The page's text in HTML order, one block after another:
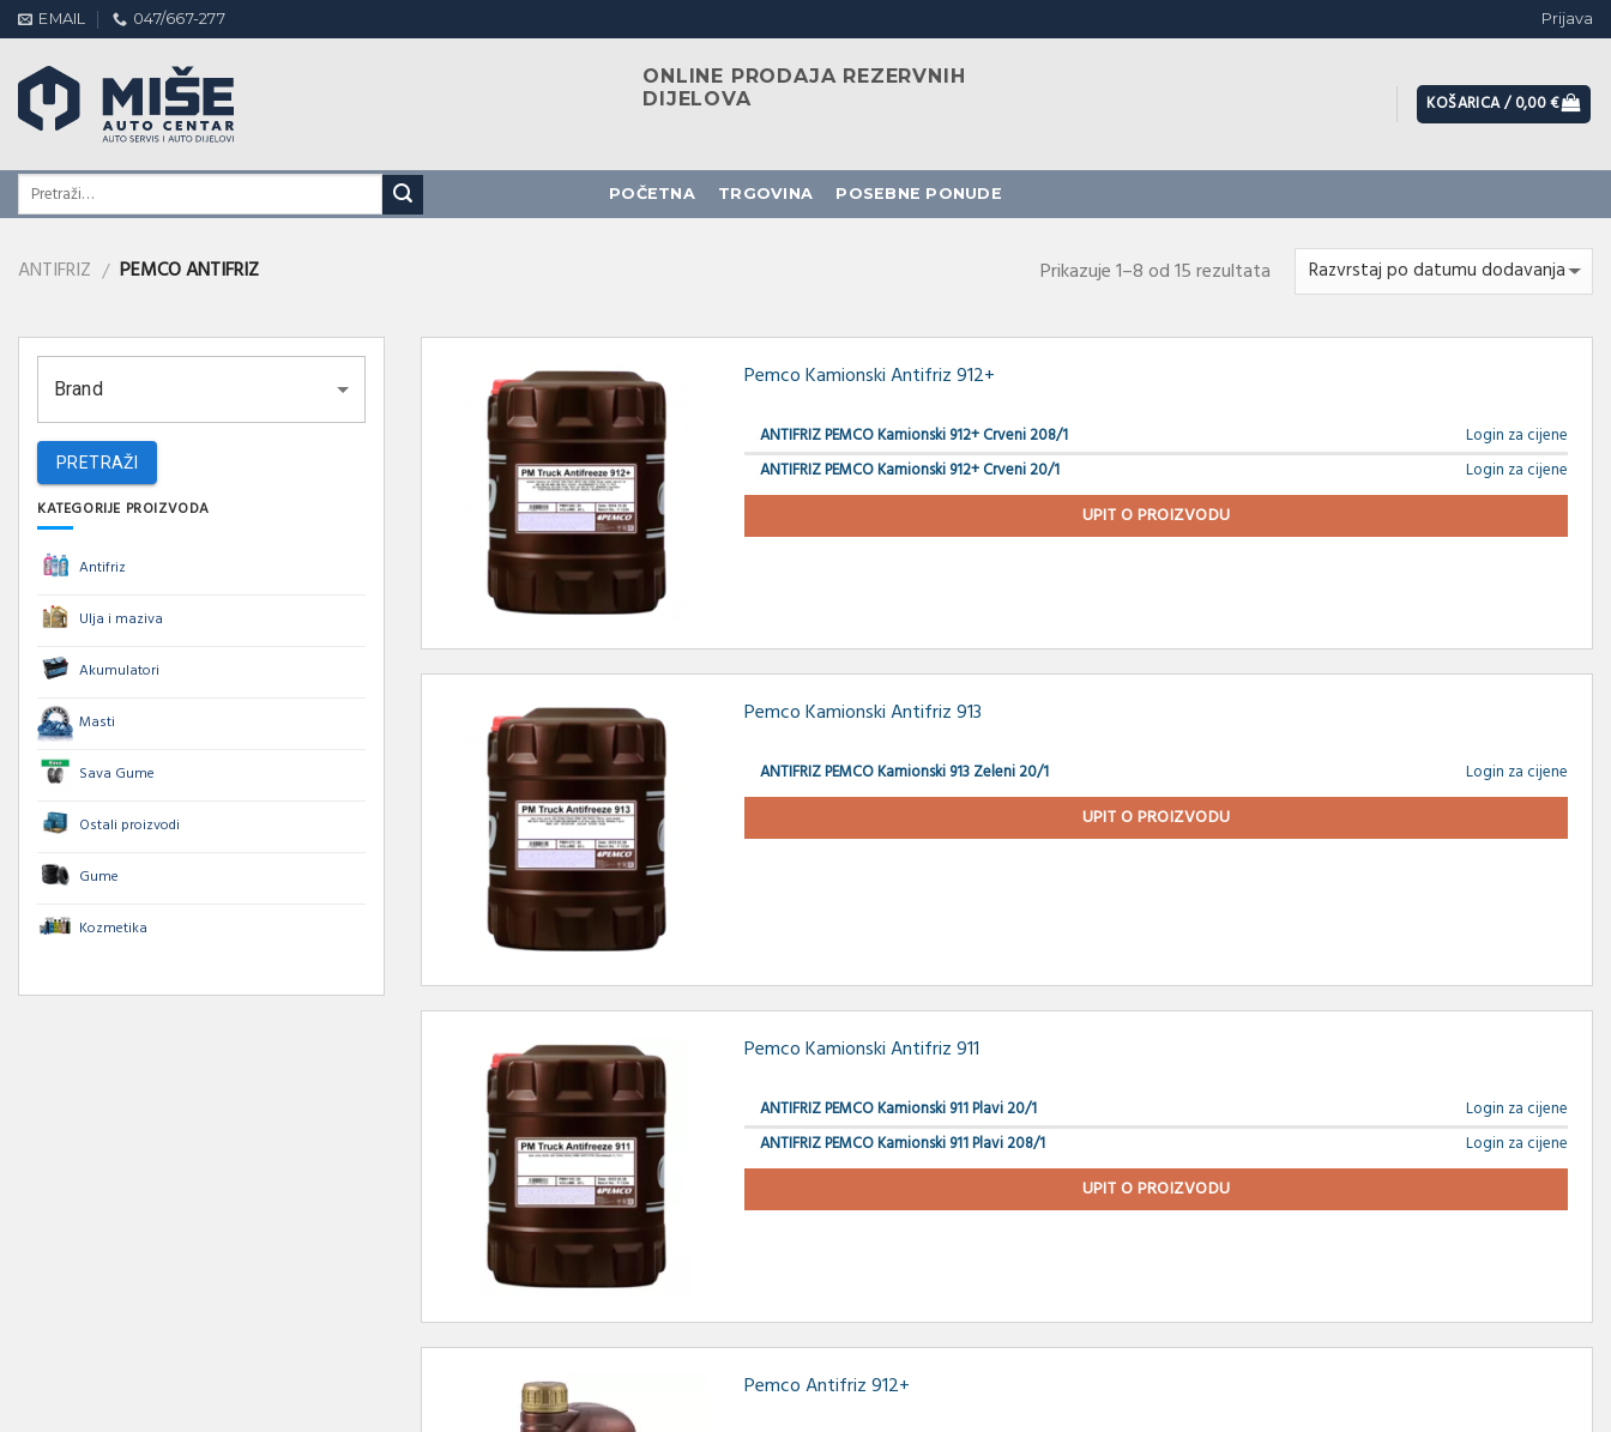
Skip
to
content
EMAIL 047/667-277 Prijava
ONLINE PRODAJA REZERVNIH
DIJELOVA
KOŠARICA /0,00€
POČETNA TRGOVINA POSEBNE PONUDE
ANTIFRIZ / PEMCO ANTIFRIZ Prikazuje 1–8 od 15 rezultata
Brand
PRETRAŽI
KATEGORIJE PROIZVODA
Antifriz
Ulja i maziva
Akumulatori
Masti
Sava Gume
Ostali proizvodi
Gume
Kozmetika
Pemco Kamionski Antifriz 912+
ANTIFRIZ PEMCO Kamionski 912+ Crveni 208/1
Login za cijene
ANTIFRIZ PEMCO Kamionski 912+ Crveni 20/1
Login za cijene
UPIT O PROIZVODU
Pemco Kamionski Antifriz 913
ANTIFRIZ PEMCO Kamionski 913 Zeleni 20/1 Login za cijene
UPIT O PROIZVODU
Pemco Kamionski Antifriz 911
ANTIFRIZ PEMCO Kamionski 911 Plavi 20/1
Login za cijene
ANTIFRIZ PEMCO Kamionski 911 Plavi 208/1
Login za cijene
UPIT O PROIZVODU
Pemco Antifriz 912+